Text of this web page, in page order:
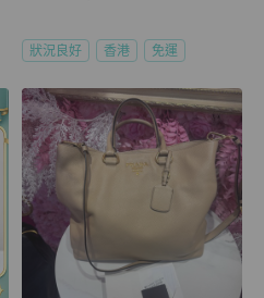
狀況良好 香港 免運